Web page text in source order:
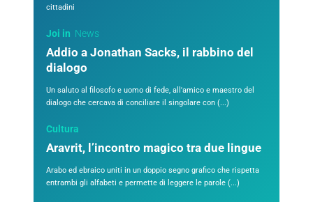
cittadini
Joi in News
Addio a Jonathan Sacks, il rabbino del
dialogo
Un saluto al filosofo e uomo di fede, all'amico e maestro del
dialogo che cercava di conciliare il singolare con (...)
Cultura
Aravrit, l’incontro magico tra due lingue
Arabo ed ebraico uniti in un doppio segno grafico che rispetta
entrambi gli alfabeti e permette di leggere le parole (...)